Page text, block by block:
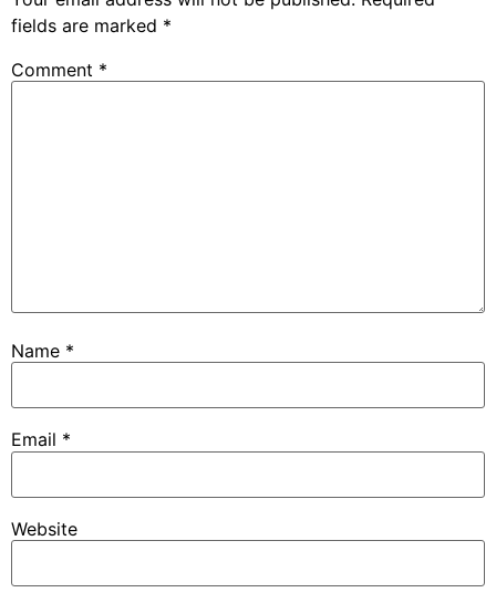
fields are marked *
Comment *
Name *
Email *
Website